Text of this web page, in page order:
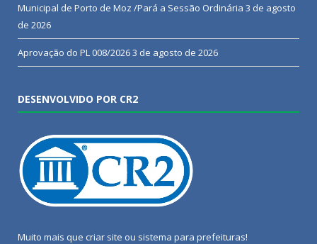
Municipal de Porto de Moz /Pará a Sessão Ordinária 3 de agosto
de 2026
Aprovação do PL 008/20263 de agosto de 2026
DESENVOLVIDO POR CR2
Muito mais que criar site ou sistema para prefeituras!